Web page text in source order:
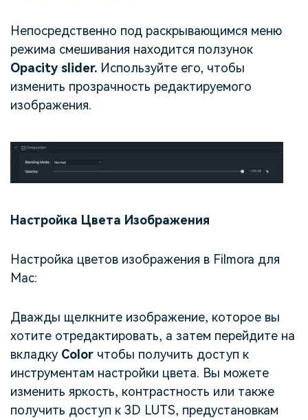
Непосредственно под раскрывающимся меню
режима смешивания находится ползунок
Opacity slider. Используйте его, чтобы
изменить прозрачность редактируемого
изображения.
Настройка Цвета Изображения
Настройка цветов изображения в Filmora для
Mac:
Дважды щелкните изображение, которое вы
хотите отредактировать, а затем перейдите на
вкладку Color чтобы получить доступ к
инструментам настройки цвета. Вы можете
изменить яркость, контрастность или также
получить доступ к 3D LUTS, предустановкам